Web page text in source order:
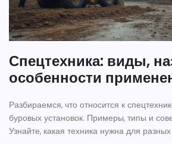
Спецтехника: виды,
особенности
Разбираемся, что относится к
буровых установок. Примеры, типы и
Узнайте, какая техника нужна для